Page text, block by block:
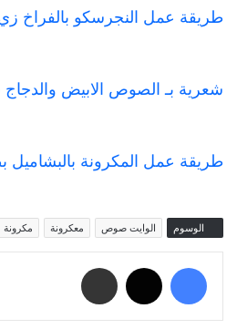
طريقة عمل النجرسكو بالفراخ
شعرية بـ الصوص الابيض والدجاج
طريقة عمل المكرونة بالبشاميل
الوسوم الوايت صوص معكرونة مكرونة
فيسبوك